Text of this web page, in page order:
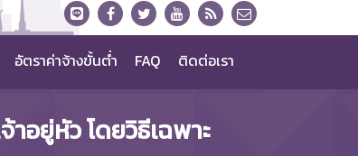
อัตราค่าจ้างขั้นต่ำ FAQ ติดต่อเรา
อยู่หัว โดยวิธีเฉพาะ